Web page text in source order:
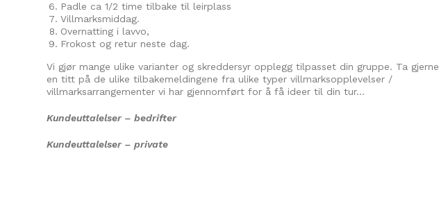
Padle ca 1/2 time tilbake til leirplass
Villmarksmiddag.
Overnatting i lavvo,
Frokost og retur neste dag.
Vi gjør mange ulike varianter og skreddersyr opplegg tilpasset din gruppe. Ta gjerne
en titt på de ulike tilbakemeldingene fra ulike typer villmarksopplevelser /
villmarksarrangementer vi har gjennomført for å få ideer til din tur…
Kundeuttalelser – bedrifter
Kundeuttalelser – private